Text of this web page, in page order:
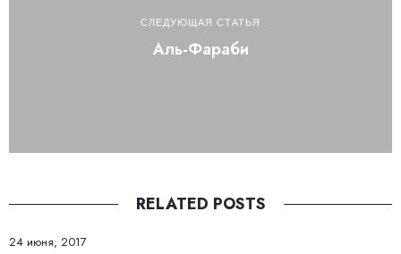
СЛЕДУЮЩАЯ СТАТЬЯ
Аль-Фараби
RELATED POSTS
24 июня, 2017